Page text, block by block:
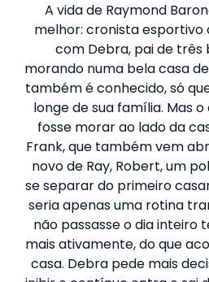
A vida de Raymond
melhor: cronista esportivo
com Debra, pai de três
morando numa bela casa
também é conhecido, só
longe de sua família. Mas
fosse morar ao lado da
Frank, que também vem
novo de Ray, Robert, um
se separar do primeiro
seria apenas uma rotina
não passasse o dia inteiro
mais ativamente, do que
casa. Debra pede mais